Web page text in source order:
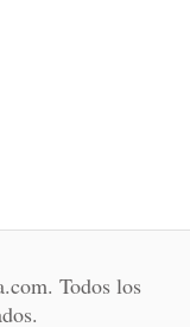
Todos los